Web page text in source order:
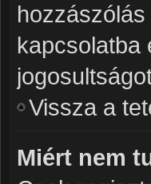
kapcsolatba
Vissza a
Miért nem